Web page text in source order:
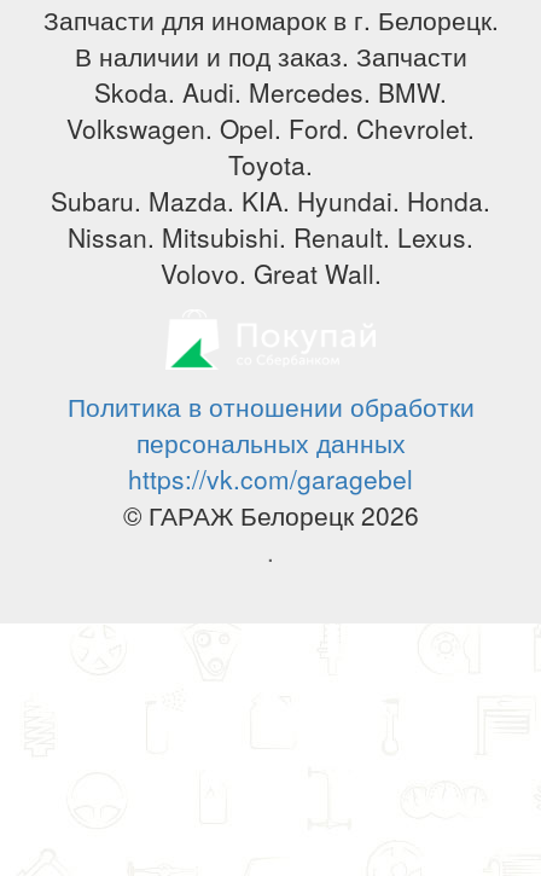
Запчасти для иномарок в г. Белорецк.
В наличии и под заказ. Запчасти
Skoda. Audi. Mercedes. BMW.
Volkswagen. Opel. Ford. Chevrolet.
Toyota.
Subaru. Mazda. KIA. Hyundai. Honda.
Nissan. Mitsubishi. Renault. Lexus.
Volovo. Great Wall.
Политика в отношении обработки
персональных данных
https://vk.com/garagebel
© ГАРАЖ Белорецк 2026
.